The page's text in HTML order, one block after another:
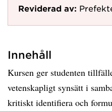
Reviderad av:
Innehåll
Kursen ger studenten
vetenskapligt synsätt i
kritiskt identifiera och